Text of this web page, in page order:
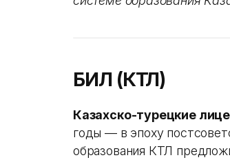
БИЛ (КТЛ)
Казахско-турецкие
годы — в эпоху
образования КТЛ